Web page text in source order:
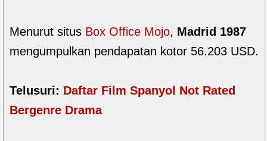
Menurut situs Box Office Mojo, Madrid 1987
mengumpulkan pendapatan kotor 56.203 USD.
Telusuri: Daftar Film Spanyol Not Rated
Bergenre Drama